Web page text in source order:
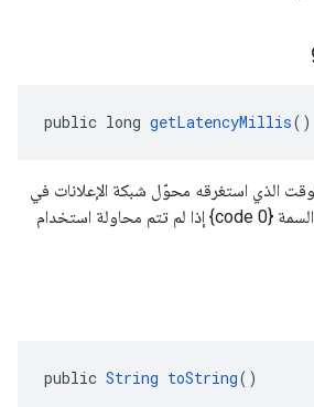
public long getLatencyMillis()
الذي استغرقه محوّل شبكة الإعلانات في
تحميل إعلان. تعرِض هذه السمة {code 0} إذا لم تتم محاولة استخدام
public String toString()